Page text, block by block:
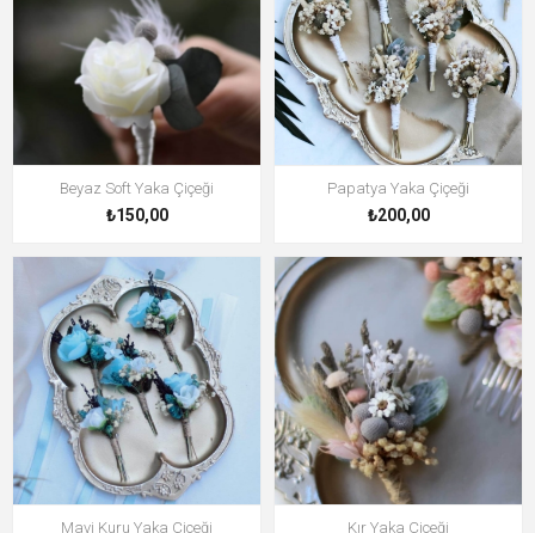
Beyaz Soft Yaka Çiçeği
₺150,00
Papatya Yaka Çiçeği
₺200,00
Mavi Kuru Yaka Çiçeği Kır Yaka Çiçeği